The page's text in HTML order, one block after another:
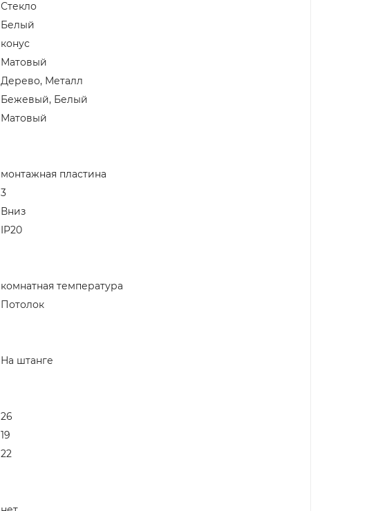
Стекло
Белый
конус
Матовый
Дерево, Металл
Бежевый, Белый
Матовый
монтажная пластина
3
Вниз
IP20
комнатная температура
Потолок
На штанге
26
19
22